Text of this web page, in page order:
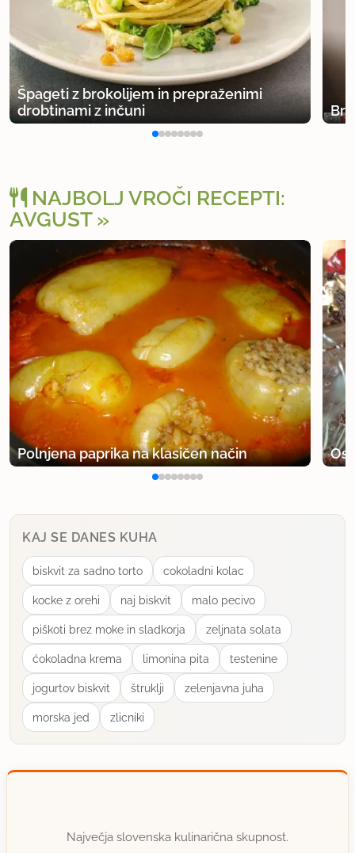
Špageti z brokolijem in prepraženimi
drobtinami z inčuni
NAJBOLJ VROČI RECEPTI:
AVGUST
Polnjena paprika na klasičen način
KAJ SE DANES KUHA
biskvit za sadno torto cokoladni kolac
kocke z orehi naj biskvit malo pecivo
piškoti brez moke in sladkorja zeljnata solata
ćokoladna krema limonina pita testenine
jogurtov biskvit štruklji zelenjavna juha
morska jed zlicniki
Največja slovenska kulinarična skupnost.